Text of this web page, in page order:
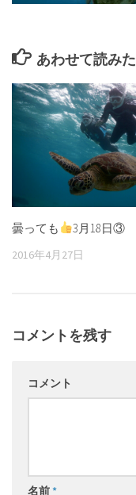
あわせて読み
曇っても 3月18日③
2016年4月27日
コメントを残す
コメント
名前*